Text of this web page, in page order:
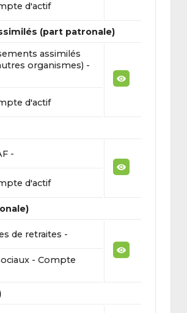
d'actif
(part patronale)
assimilés
organismes) -
d'actif
-
d'actif
de retraites -
- Compte